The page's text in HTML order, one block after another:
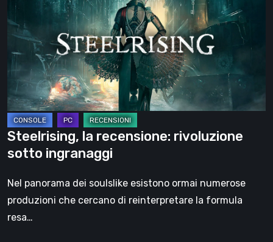
recensione:
rivoluzione
sotto
ingranaggi
Steelrising, la recensione: rivoluzione
sotto ingranaggi
Nel panorama dei soulslike esistono ormai numerose
produzioni che cercano di reinterpretare la formula
resa…